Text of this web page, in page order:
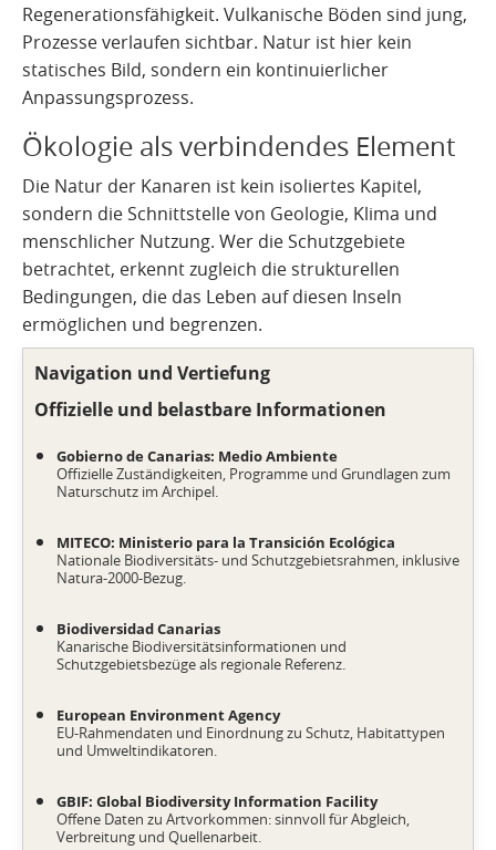
Regenerationsfähigkeit. Vulkanische Böden sind jung,
Prozesse verlaufen sichtbar. Natur ist hier kein
statisches Bild, sondern ein kontinuierlicher
Anpassungsprozess.
Ökologie als verbindendes Element
Die Natur der Kanaren ist kein isoliertes Kapitel,
sondern die Schnittstelle von Geologie, Klima und
menschlicher Nutzung. Wer die Schutzgebiete
betrachtet, erkennt zugleich die strukturellen
Bedingungen, die das Leben auf diesen Inseln
ermöglichen und begrenzen.
Navigation und Vertiefung
Offizielle und belastbare Informationen
Gobierno de Canarias: Medio Ambiente
Offizielle Zuständigkeiten, Programme und Grundlagen zum
Naturschutz im Archipel.
MITECO: Ministerio para la Transición Ecológica
Nationale Biodiversitäts- und Schutzgebietsrahmen, inklusive
Natura-2000-Bezug.
Biodiversidad Canarias
Kanarische Biodiversitätsinformationen und
Schutzgebietsbezüge als regionale Referenz.
European Environment Agency
EU-Rahmendaten und Einordnung zu Schutz, Habitattypen
und Umweltindikatoren.
GBIF: Global Biodiversity Information Facility
Offene Daten zu Artvorkommen: sinnvoll für Abgleich,
Verbreitung und Quellenarbeit.